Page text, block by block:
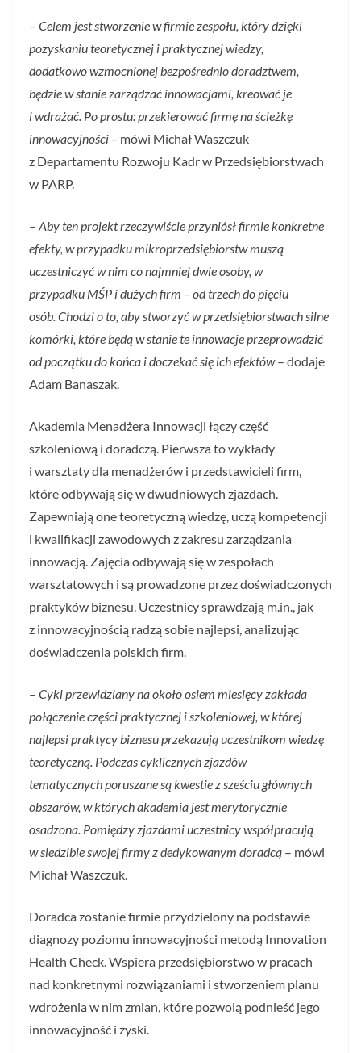
– Celem jest stworzenie w firmie zespołu, który dzięki
pozyskaniu teoretycznej i praktycznej wiedzy,
dodatkowo wzmocnionej bezpośrednio doradztwem,
będzie w stanie zarządzać innowacjami, kreować je
i wdrażać. Po prostu: przekierować firmę na ścieżkę
innowacyjności – mówi Michał Waszczuk
z Departamentu Rozwoju Kadr w Przedsiębiorstwach
w PARP.
– Aby ten projekt rzeczywiście przyniósł firmie konkretne
efekty, w przypadku mikroprzedsiębiorstw muszą
uczestniczyć w nim co najmniej dwie osoby, w
przypadku MŚP i dużych firm – od trzech do pięciu
osób. Chodzi o to, aby stworzyć w przedsiębiorstwach silne
komórki, które będą w stanie te innowacje przeprowadzić
od początku do końca i doczekać się ich efektów– dodaje
Adam Banaszak.
Akademia Menadżera Innowacji łączy część
szkoleniową i doradczą. Pierwsza to wykłady
i warsztaty dla menadżerów i przedstawicieli firm,
które odbywają się w dwudniowych zjazdach.
Zapewniają one teoretyczną wiedzę, uczą kompetencji
i kwalifikacji zawodowych z zakresu zarządzania
innowacją. Zajęcia odbywają się w zespołach
warsztatowych i są prowadzone przez doświadczonych
praktyków biznesu. Uczestnicy sprawdzają m.in., jak
z innowacyjnością radzą sobie najlepsi, analizując
doświadczenia polskich firm.
– Cykl przewidziany na około osiem miesięcy zakłada
połączenie części praktycznej i szkoleniowej, w której
najlepsi praktycy biznesu przekazują uczestnikom wiedzę
teoretyczną. Podczas cyklicznych zjazdów
tematycznych poruszane są kwestie z sześciu głównych
obszarów, w których akademia jest merytorycznie
osadzona. Pomiędzy zjazdami uczestnicy współpracują
w siedzibie swojej firmy z dedykowanym doradcą – mówi
Michał Waszczuk.
Doradca zostanie firmie przydzielony na podstawie
diagnozy poziomu innowacyjności metodą Innovation
Health Check. Wspiera przedsiębiorstwo w pracach
nad konkretnymi rozwiązaniami i stworzeniem planu
wdrożenia w nim zmian, które pozwolą podnieść jego
innowacyjność i zyski.